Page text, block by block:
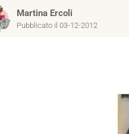
Martina Ercoli
Pubblicato il 03-12-2012